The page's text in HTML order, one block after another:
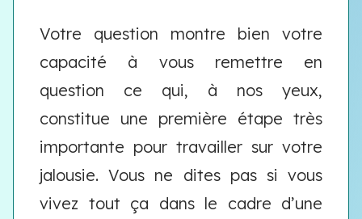
Votre question montre bien votre
capacité à vous remettre en
question ce qui, à nos yeux,
constitue une première étape très
importante pour travailler sur votre
jalousie. Vous ne dites pas si vous
vivez tout ça dans le cadre d’une